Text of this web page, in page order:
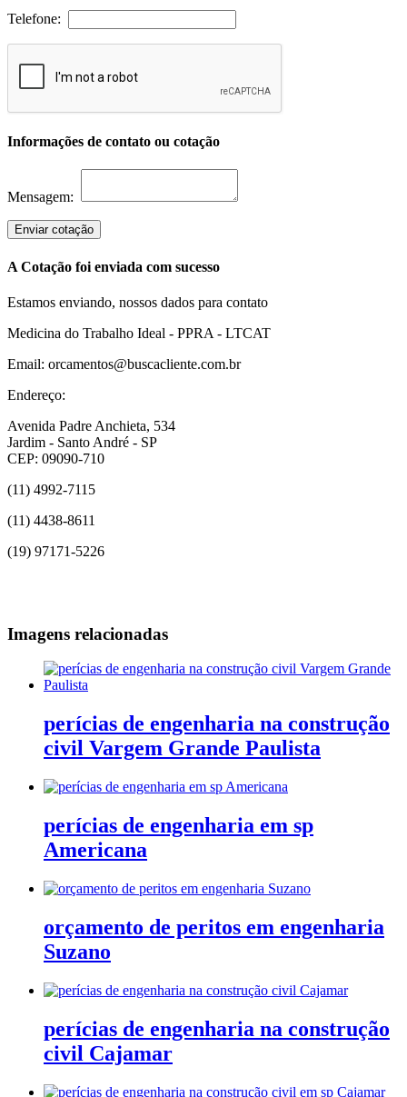
Telefone:
Informações de contato ou cotação
Mensagem:
Enviar cotação
A Cotação foi enviada com sucesso
Estamos enviando, nossos dados para contato
Medicina do Trabalho Ideal - PPRA - LTCAT
Email: orcamentos@buscacliente.com.br
Endereço:
Avenida Padre Anchieta, 534
Jardim - Santo André - SP
CEP: 09090-710
(11) 4992-7115
(11) 4438-8611
(19) 97171-5226
Imagens relacionadas
perícias de engenharia na construção
civil Vargem Grande Paulista
perícias de engenharia em sp
Americana
orçamento de peritos em engenharia
Suzano
perícias de engenharia na construção
civil Cajamar